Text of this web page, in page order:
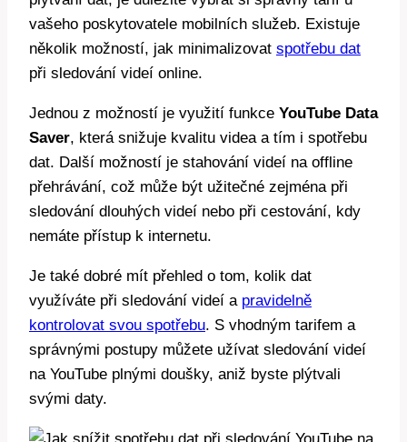
vašeho poskytovatele mobilních služeb. Existuje
několik možností, jak minimalizovat spotřebu dat
při sledování videí online.
Jednou z možností je využití funkce YouTube Data
Saver, která snižuje kvalitu videa a tím i spotřebu
dat. Další možností je stahování videí na offline
přehrávání, což může být užitečné zejména při
sledování dlouhých videí nebo při cestování, kdy
nemáte přístup k internetu.
Je také dobré mít přehled o tom, kolik dat
využíváte při sledování videí a pravidelně
kontrolovat svou spotřebu. S vhodným tarifem a
správnými postupy můžete užívat sledování videí
na YouTube plnými doušky, aniž byste plýtvali
svými daty.